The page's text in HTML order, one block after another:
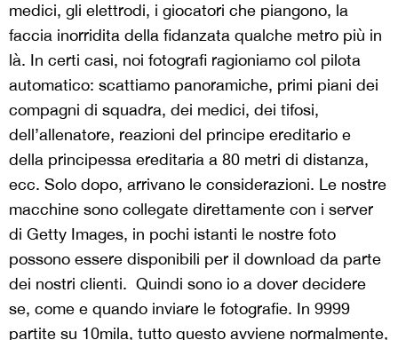
medici, gli elettrodi, i giocatori che piangono, la
faccia inorridita della fidanzata qualche metro più in
là. In certi casi, noi fotografi ragioniamo col pilota
automatico: scattiamo panoramiche, primi piani dei
compagni di squadra, dei medici, dei tifosi,
dell’allenatore, reazioni del principe ereditario e
della principessa ereditaria a 80 metri di distanza,
ecc. Solo dopo, arrivano le considerazioni. Le nostre
macchine sono collegate direttamente con i server
di Getty Images, in pochi istanti le nostre foto
possono essere disponibili per il download da parte
dei nostri clienti. Quindi sono io a dover decidere
se, come e quando inviare le fotografie. In 9999
partite su 10mila, tutto questo avviene normalmente,